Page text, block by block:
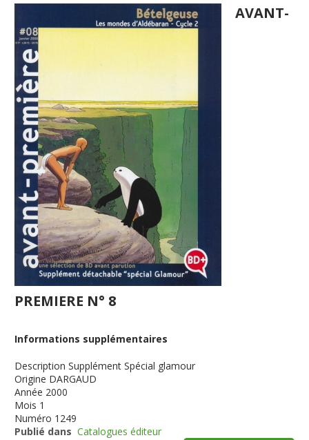
AVANT-
PREMIERE N° 8
Informations supplémentaires
Description Supplément Spécial glamour
Origine DARGAUD
Année 2000
Mois 1
Numéro 1249
Publié dans Catalogues éditeur